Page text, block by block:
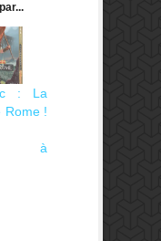
: La
Rome !
à